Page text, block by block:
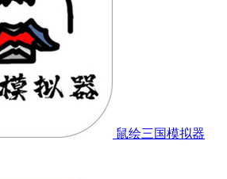
鼠绘三国模拟器